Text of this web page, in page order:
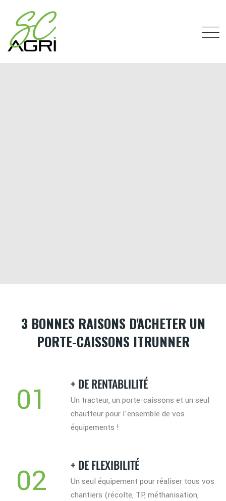
3 BONNES RAISONS D'ACHETER UN
PORTE-CAISSONS ITRUNNER
01 + DE RENTABLILITÉ
Un tracteur, un porte-caissons et un seul
chauffeur pour l'ensemble de vos
équipements !
02 + DE FLEXIBILITÉ
Un seul équipement pour réaliser tous vos
chantiers (récolte, TP, méthanisation,